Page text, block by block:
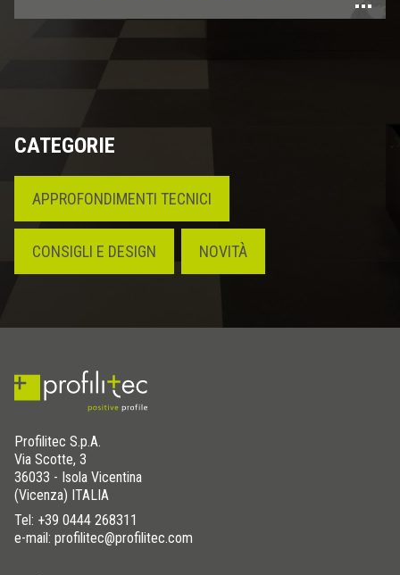
CATEGORIE
APPROFONDIMENTI TECNICI
CONSIGLI E DESIGN NOVITÀ
Profilitec S.p.A.
Via Scotte, 3
36033 - Isola Vicentina
(Vicenza) ITALIA
Tel: +39 0444 268311
e-mail: profilitec@profilitec.com